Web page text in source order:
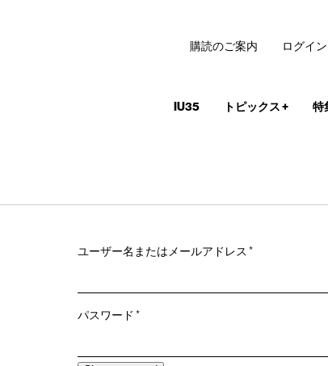
IU35 トピックス+ 特
購読のご案内 ログイン
ユーザー名またはメールアドレス*必
パスワード*必